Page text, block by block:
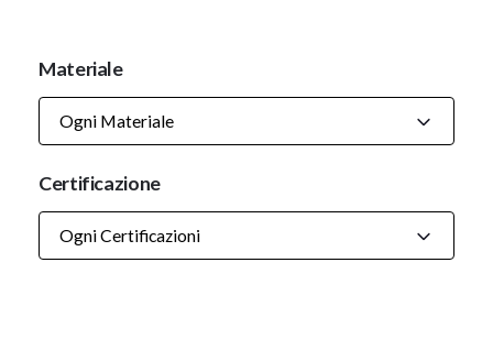
Materiale
Ogni Materiale
Certificazione
Ogni Certificazioni